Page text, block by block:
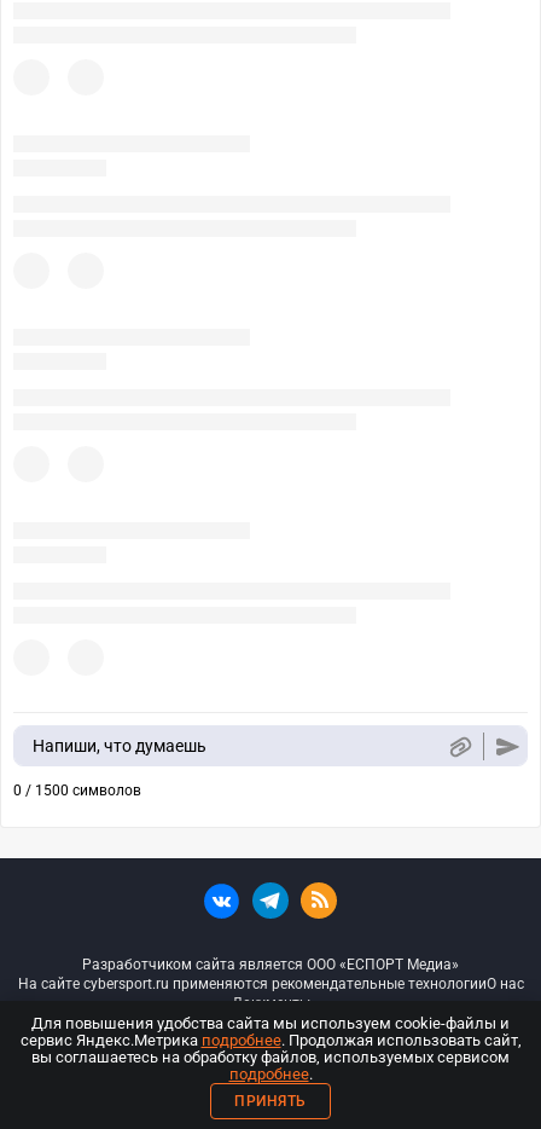
Напиши, что думаешь
0 / 1500 символов
Разработчиком сайта является ООО «ЕСПОРТ Медиа»
На сайте cybersport.ru применяются рекомендательные технологииО нас
Документы
© ООО «Киберспорт.ру» — Все права защищены
18+
ООО «Киберспорт.ру». Свидетельство о регистрации средств массовой
Для повышения удобства сайта мы используем cookie-файлы и
сервис Яндекс.Метрика подробнее. Продолжая использовать сайт,
вы соглашаетесь на обработку файлов, используемых сервисом
подробнее.
ПРИНЯТЬ